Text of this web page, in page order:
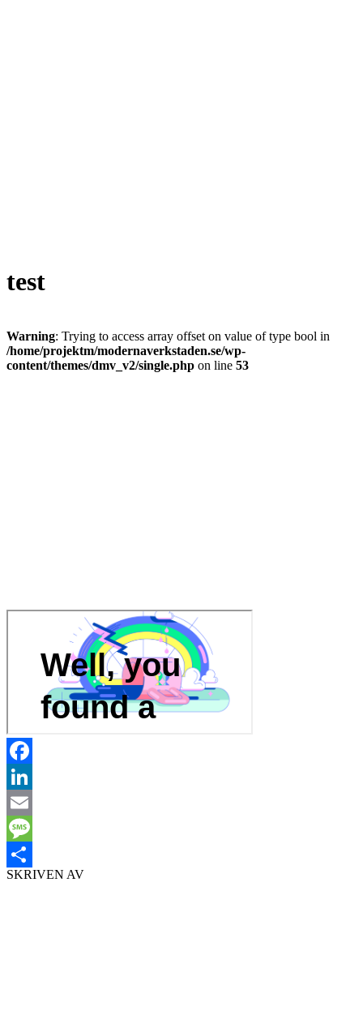
test
Warning: Trying to access array offset on value of type bool in
/home/projektm/modernaverkstaden.se/wp-
content/themes/dmv_v2/single.php on line 53
Facebook
LinkedIn
Email
Message
Dela
SKRIVEN AV